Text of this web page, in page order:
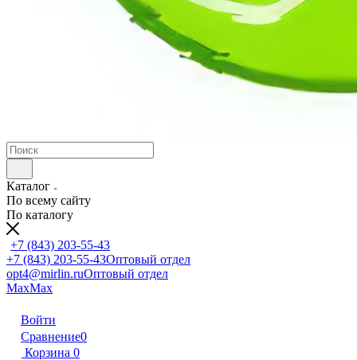
Каталог
По всему сайту
По каталогу
+7 (843) 203-55-43
+7 (843) 203-55-43Оптовый отдел
opt4@mirlin.ruОптовый отдел
MaxMax
Войти
Сравнение0
Корзина 0